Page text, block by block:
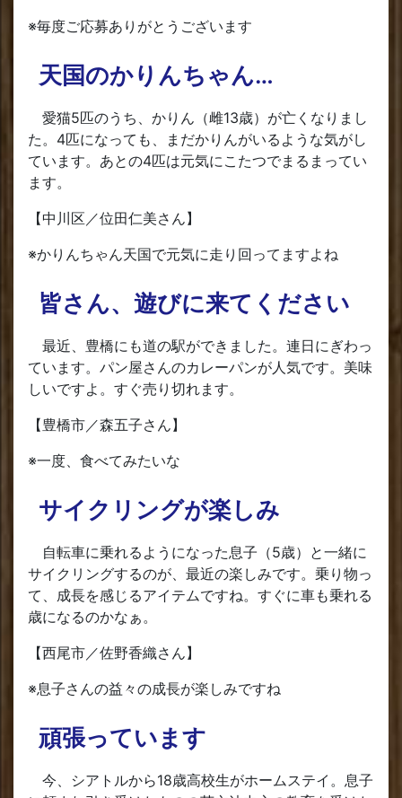
※毎度ご応募ありがとうございます
天国のかりんちゃん…
愛猫5匹のうち、かりん（雌13歳）が亡くなりまし
た。4匹になっても、まだかりんがいるような気がし
ています。あとの4匹は元気にこたつでまるまってい
ます。
【中川区／位田仁美さん】
※かりんちゃん天国で元気に走り回ってますよね
皆さん、遊びに来てください
最近、豊橋にも道の駅ができました。連日にぎわっ
ています。パン屋さんのカレーパンが人気です。美味
しいですよ。すぐ売り切れます。
【豊橋市／森五子さん】
※一度、食べてみたいな
サイクリングが楽しみ
自転車に乗れるようになった息子（5歳）と一緒に
サイクリングするのが、最近の楽しみです。乗り物っ
て、成長を感じるアイテムですね。すぐに車も乗れる
歳になるのかなぁ。
【西尾市／佐野香織さん】
※息子さんの益々の成長が楽しみですね
頑張っています
今、シアトルから18歳高校生がホームステイ。息子